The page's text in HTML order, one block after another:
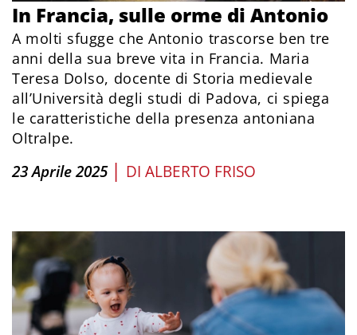
In Francia, sulle orme di Antonio
A molti sfugge che Antonio trascorse ben tre
anni della sua breve vita in Francia. Maria
Teresa Dolso, docente di Storia medievale
all’Università degli studi di Padova, ci spiega
le caratteristiche della presenza antoniana
Oltralpe.
23 Aprile 2025 | DI ALBERTO FRISO